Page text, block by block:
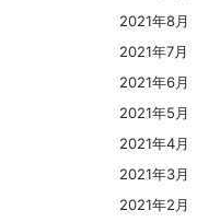
2021年8月
2021年7月
2021年6月
2021年5月
2021年4月
2021年3月
2021年2月